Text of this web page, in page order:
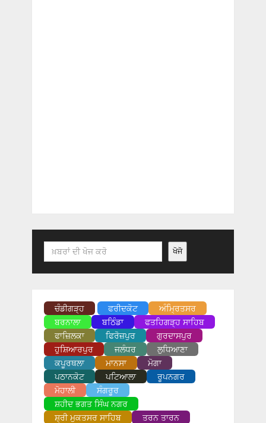
Search ਖੋਜੋ
ਚੰਡੀਗੜ੍ਹ ਫਰੀਦਕੋਟ
ਅੰਮ੍ਰਿਤਸਰ
ਬਰਨਾਲਾ
ਬਠਿੰਡਾ
ਫਤਹਿਗੜ੍ਹ ਸਾਹਿਬ
ਫਾਜ਼ਿਲਕਾ
ਫਿਰੋਜ਼ਪੁਰ
ਗੁਰਦਾਸਪੁਰ
ਹੁਸ਼ਿਆਰਪੁਰ
ਜਲੰਧਰ
ਲੁਧਿਆਣਾ
ਕਪੂਰਥਲਾ
ਮਾਨਸਾ
ਮੋਗਾ
ਪਠਾਨਕੋਟ
ਪਟਿਆਲਾ
ਰੂਪਨਗਰ
ਮੋਹਾਲੀ
ਸੰਗਰੂਰ
ਸ਼ਹੀਦ ਭਗਤ ਸਿੰਘ ਨਗਰ
ਸ਼੍ਰੀ ਮੁਕਤਸਰ ਸਾਹਿਬ
ਤਰਨ ਤਾਰਨ